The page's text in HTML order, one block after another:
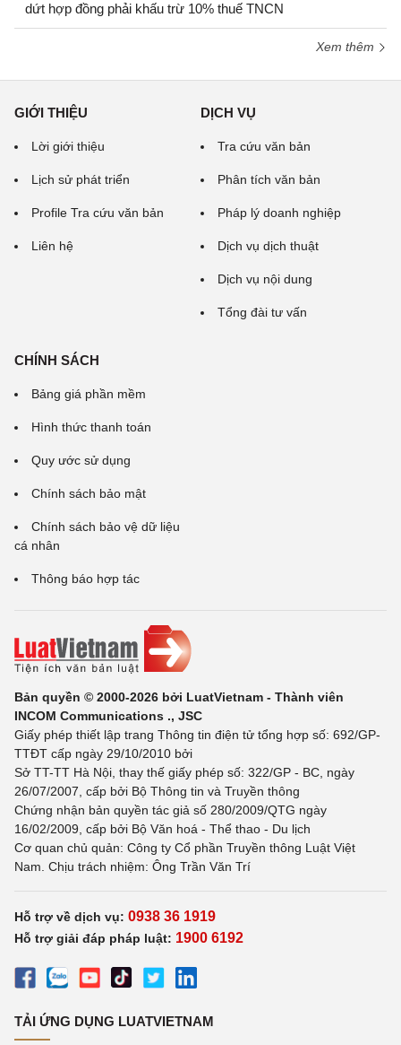
dứt hợp đồng phải khấu trừ 10% thuế TNCN
Xem thêm
GIỚI THIỆU
Lời giới thiệu
Lịch sử phát triển
Profile Tra cứu văn bản
Liên hệ
DỊCH VỤ
Tra cứu văn bản
Phân tích văn bản
Pháp lý doanh nghiệp
Dịch vụ dịch thuật
Dịch vụ nội dung
Tổng đài tư vấn
CHÍNH SÁCH
Bảng giá phần mềm
Hình thức thanh toán
Quy ước sử dụng
Chính sách bảo mật
Chính sách bảo vệ dữ liệu
cá nhân
Thông báo hợp tác
Bản quyền © 2000-2026 bởi LuatVietnam - Thành viên
INCOM Communications ., JSC
Giấy phép thiết lập trang Thông tin điện tử tổng hợp số: 692/GP-
TTĐT cấp ngày 29/10/2010 bởi
Sở TT-TT Hà Nội, thay thế giấy phép số: 322/GP - BC, ngày
26/07/2007, cấp bởi Bộ Thông tin và Truyền thông
Chứng nhận bản quyền tác giả số 280/2009/QTG ngày
16/02/2009, cấp bởi Bộ Văn hoá - Thể thao - Du lịch
Cơ quan chủ quản: Công ty Cổ phần Truyền thông Luật Việt
Nam. Chịu trách nhiệm: Ông Trần Văn Trí
Hỗ trợ về dịch vụ: 0938 36 1919
Hỗ trợ giải đáp pháp luật: 1900 6192
TẢI ỨNG DỤNG LUATVIETNAM